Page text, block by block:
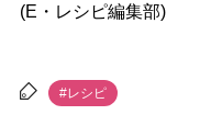
(E・レシピ編集部)
#レシピ